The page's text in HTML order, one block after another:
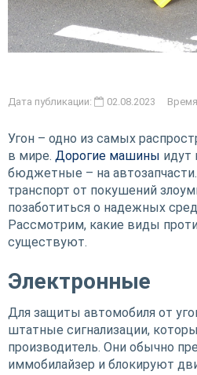
Дата публикации: 02.08.2023 Время
Угон – одно из самых
в мире. Дорогие машины идут
бюджетные – на
транспорт от покушений
позаботиться о надежных
Рассмотрим, какие виды
существуют.
Электронные
Для защиты автомобиля от
штатные сигнализации,
производитель. Они обычно
иммобилайзер и блокируют